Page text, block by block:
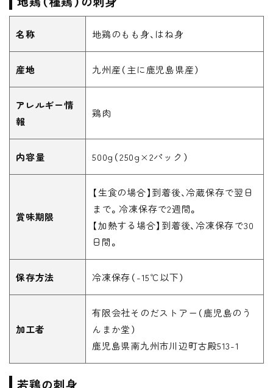
名称 地鶏のもも身、はね身
産地 九州産（主に鹿児島県産）
アレルギー情
報
鶏肉
内容量 500g（250g×2パック）
賞味期限
【生食の場合】到着後、冷蔵保存で翌日
まで。冷凍保存で2週間。
【加熱する場合】到着後、冷凍保存で30
日間。
保存方法 冷凍保存（-15℃以下）
加工者
有限会社そのだストアー（鹿児島のう
んまか堂）
鹿児島県南九州市川辺町古殿513-1
若鶏の刺身